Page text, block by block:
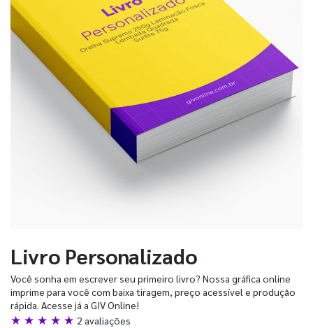
Livro Personalizado
Você sonha em escrever seu primeiro livro? Nossa gráfica online
imprime para você com baixa tiragem, preço acessível e produção
rápida. Acesse já a GIV Online!
★ ★ ★ ★ ★ 2 avaliações